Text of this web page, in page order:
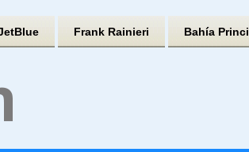
Frank Rainieri Bahía